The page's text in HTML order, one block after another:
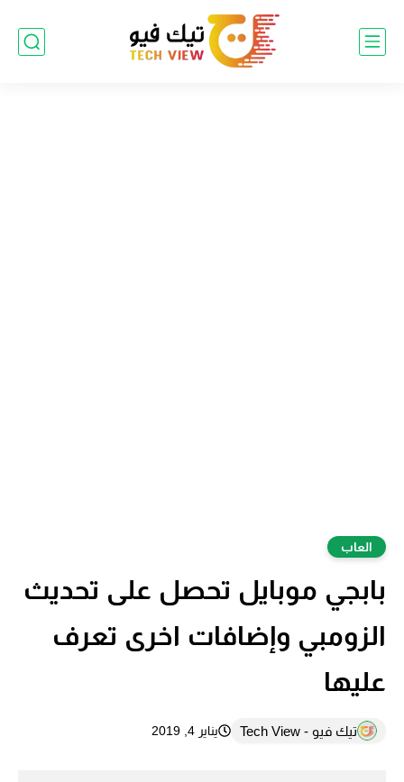
العاب
بابجي موبايل تحصل على تحديث
الزومبي وإضافات اخرى تعرف
عليها
تيك فيو - Tech View يناير 4, 2019